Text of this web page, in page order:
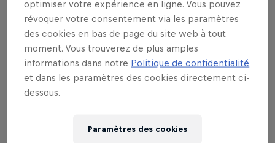
Black Edition
On cause GoPro. La nouvelle est plus légère, plus
petite et dix fois plus parfaite
Temps de lecture estimé : 2 minutes
Plus d'actualités
optimiser votre expérience en ligne. Vous pouvez
révoquer votre consentement via les paramètres
des cookies en bas de page du site web à tout
moment. Vous trouverez de plus amples
informations dans notre Politique de confidentialité
et dans les paramètres des cookies directement ci-
dessous.
Paramètres des cookies